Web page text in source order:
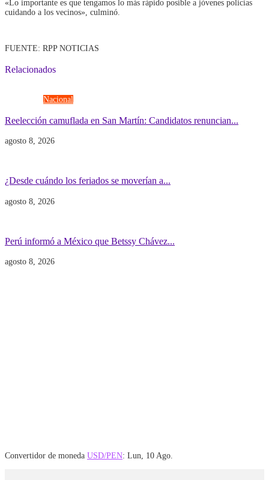
«Lo importante es que tengamos lo más rápido posible a jóvenes policías
cuidando a los vecinos», culminó.
FUENTE: RPP NOTICIAS
Relacionados
Nacional
Reelección camuflada en San Martín: Candidatos renuncian...
agosto 8, 2026
¿Desde cuándo los feriados se moverían a...
agosto 8, 2026
Perú informó a México que Betssy Chávez...
agosto 8, 2026
Convertidor de moneda USD/PEN: Lun, 10 Ago.